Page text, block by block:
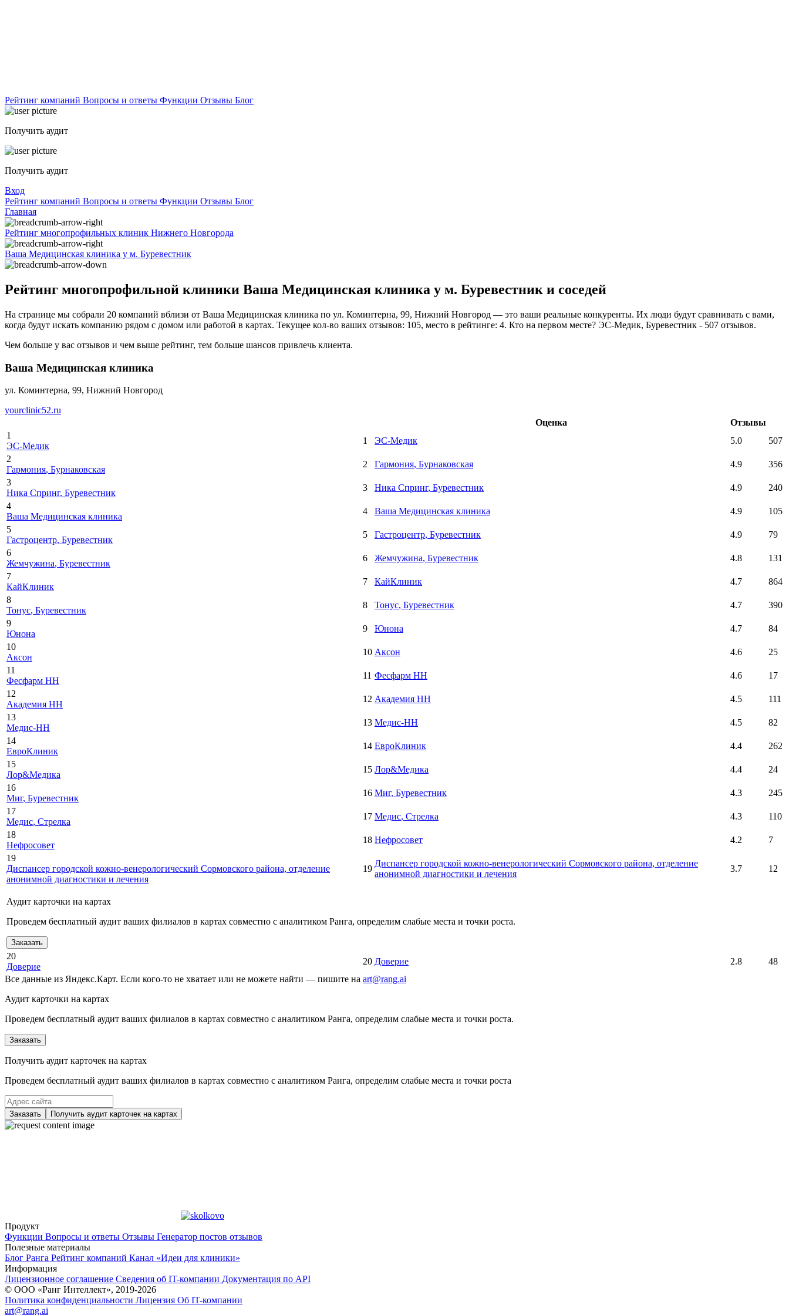
Рейтинг компаний Вопросы и ответы Функции Отзывы Блог
Получить аудит
Получить аудит
Вход
Рейтинг компаний Вопросы и ответы Функции Отзывы Блог
Главная
Рейтинг многопрофильных клиник Нижнего Новгорода
Ваша Медицинская клиника у м. Буревестник
Рейтинг многопрофильной клиники Ваша Медицинская клиника у м. Буревестник и соседей
На странице мы собрали 20 компаний вблизи от Ваша Медицинская клиника по ул. Коминтерна, 99, Нижний Новгород — это ваши реальные конкуренты. Их люди будут сравнивать с вами,
когда будут искать компанию рядом с домом или работой в картах. Текущее кол-во ваших отзывов: 105, место в рейтинге: 4. Кто на первом месте? ЭС-Медик, Буревестник - 507 отзывов.
Чем больше у вас отзывов и чем выше рейтинг, тем больше шансов привлечь клиента.
Ваша Медицинская клиника
ул. Коминтерна, 99, Нижний Новгород
yourclinic52.ru
Оценка
Отзывы
1
ЭС-Медик
1 ЭС-Медик 5.0
507
2
Гармония, Бурнаковская
2 Гармония, Бурнаковская 4.9
356
3
Ника Спринг, Буревестник
3 Ника Спринг, Буревестник 4.9
240
4
Ваша Медицинская клиника
4 Ваша Медицинская клиника 4.9
105
5
Гастроцентр, Буревестник
5 Гастроцентр, Буревестник 4.9
79
6
Жемчужина, Буревестник
6 Жемчужина, Буревестник 4.8
131
7
КайКлиник
7 КайКлиник 4.7
864
8
Тонус, Буревестник
8 Тонус, Буревестник 4.7
390
9
Юнона
9 Юнона 4.7
84
10
Аксон
10 Аксон 4.6
25
11
Фесфарм НН
11 Фесфарм НН 4.6
17
12
Академия НН
12 Академия НН 4.5
111
13
Медис-НН
13 Медис-НН 4.5
82
14
ЕвроКлиник
14 ЕвроКлиник 4.4
262
15
Лор&Медика
15 Лор&Медика 4.4
24
16
Миг, Буревестник
16 Миг, Буревестник 4.3
245
17
Медис, Стрелка
17 Медис, Стрелка 4.3
110
18
Нефросовет
18 Нефросовет 4.2
7
19
Диспансер городской кожно-венерологический Сормовского района, отделение
анонимной диагностики и лечения
19
Диспансер городской кожно-венерологический Сормовского района, отделение
анонимной диагностики и лечения
3.7 12
Аудит карточки на картах
Проведем бесплатный аудит ваших филиалов в картах совместно с аналитиком Ранга, определим слабые места и точки роста.
Заказать
20
Доверие
20 Доверие 2.8
48
Все данные из Яндекс.Карт. Если кого-то не хватает или не можете найти — пишите на art@rang.ai
Аудит карточки на картах
Проведем бесплатный аудит ваших филиалов в картах совместно с аналитиком Ранга, определим слабые места и точки роста.
Заказать
Получить аудит карточек на картах
Проведем бесплатный аудит ваших филиалов в картах совместно с аналитиком Ранга, определим слабые места и точки роста
Заказать Получить аудит карточек на картах
Продукт
Функции Вопросы и ответы Отзывы Генератор постов отзывов
Полезные материалы
Блог Ранга Рейтинг компаний Канал «Идеи для клиники»
Информация
Лицензионное соглашение Сведения об IT-компании Документация по API
© ООО «Ранг Интеллект», 2019-2026
Политика конфиденциальности Лицензия Об IT-компании
art@rang.ai